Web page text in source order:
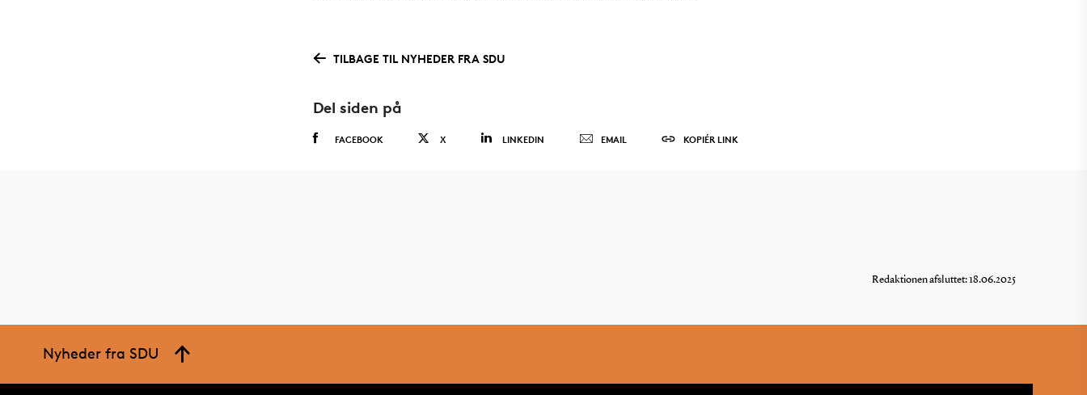
TILBAGE TIL NYHEDER FRA SDU
Del siden på
FACEBOOK X LINKEDIN EMAIL KOPIÉR LINK
Redaktionen afsluttet: 18.06.2025
Nyheder fra SDU